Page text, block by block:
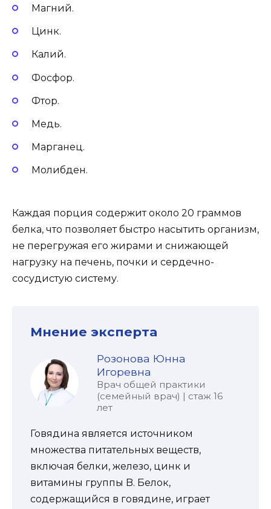
Магний.
Цинк.
Калий.
Фосфор.
Фтор.
Медь.
Марганец.
Молибден.
Каждая порция содержит около 20 граммов
белка, что позволяет быстро насытить организм,
не перегружая его жирами и снижающей
нагрузку на печень, почки и сердечно-
сосудистую систему.
Мнение эксперта
Розонова Юнна
Игоревна
Врач общей практики
(семейный врач) | стаж 16
лет
Говядина является источником
множества питательных веществ,
включая белки, железо, цинк и
витамины группы B. Белок,
содержащийся в говядине, играет